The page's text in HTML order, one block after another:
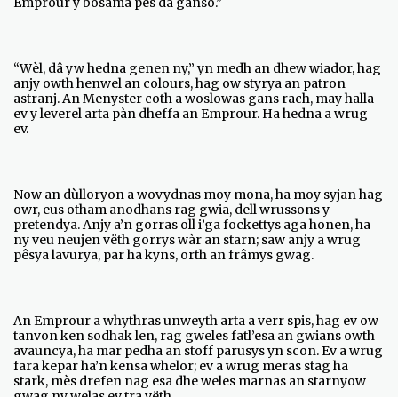
“Wèl, dâ yw hedna genen ny,” yn medh an dhew wiador, hag
anjy owth henwel an colours, hag ow styrya an patron
astranj. An Menyster coth a woslowas gans rach, may halla
ev y leverel arta pàn dheffa an Emprour. Ha hedna a wrug
ev.
Now an dùlloryon a wovydnas moy mona, ha moy syjan hag
owr, eus otham anodhans rag gwia, dell wrussons y
pretendya. Anjy a’n gorras oll i’ga fockettys aga honen, ha
ny veu neujen vëth gorrys wàr an starn; saw anjy a wrug
pêsya lavurya, par ha kyns, orth an frâmys gwag.
An Emprour a whythras unweyth arta a verr spis, hag ev ow
tanvon ken sodhak len, rag gweles fatl’esa an gwians owth
avauncya, ha mar pedha an stoff parusys yn scon. Ev a wrug
fara kepar ha’n kensa whelor; ev a wrug meras stag ha
stark, mès drefen nag esa dhe weles marnas an starnyow